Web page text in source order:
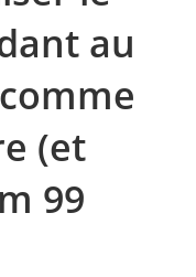
au
(et
99